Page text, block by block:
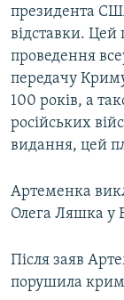
президента
відставки. Цей
проведення
передачу
100 років, а
російських
видання, цей
Артеменка
Олега Ляшка у
Після заяв
порушила